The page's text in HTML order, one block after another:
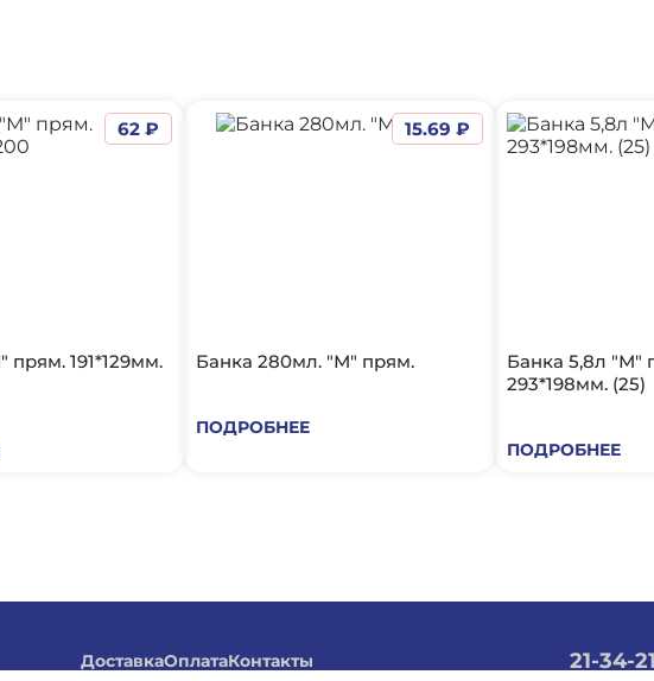
62 ₽
Банка 280мл. "М" прям.
ПОДРОБНЕЕ
15.69 ₽
Банка 5,8л "М" прям.
293*198мм. (25)
ПОДРОБНЕЕ
ДоставкаОплатаКонтакты 21-34-21